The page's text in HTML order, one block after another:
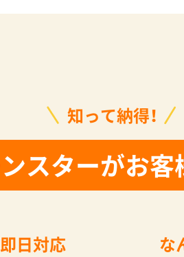
知って納得！
スターがお
日対応 な